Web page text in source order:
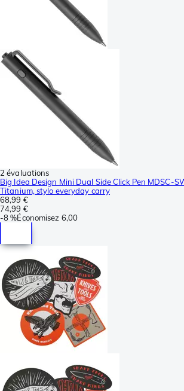
2 évaluations
Big Idea Design Mini Dual Side Click Pen MDSC-
Titanium, stylo everyday carry
68,99 €
74,99 €
-8 %Économisez 6,00